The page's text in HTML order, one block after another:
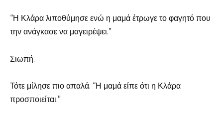
“Η Κλάρα λιποθύμησε ενώ η μαμά έτρωγε το φαγητό που
την ανάγκασε να μαγειρέψει.”
Σιωπή.
Τότε μίλησε πιο απαλά. “Η μαμά είπε ότι η Κλάρα
προσποιείται.”